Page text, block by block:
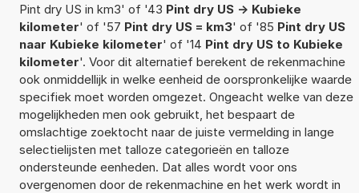
Pint dry US in km3' of '43 Pint dry US -> Kubieke
kilometer' of '57 Pint dry US = km3' of '85 Pint dry US
naar Kubieke kilometer' of '14 Pint dry US to Kubieke
kilometer'. Voor dit alternatief berekent de rekenmachine
ook onmiddellijk in welke eenheid de oorspronkelijke waarde
specifiek moet worden omgezet. Ongeacht welke van deze
mogelijkheden men ook gebruikt, het bespaart de
omslachtige zoektocht naar de juiste vermelding in lange
selectielijsten met talloze categorieën en talloze
ondersteunde eenheden. Dat alles wordt voor ons
overgenomen door de rekenmachine en het werk wordt in